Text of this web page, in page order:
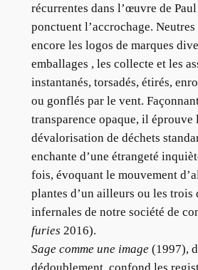
récurrentes dans l’œuvre de
ponctuent l’accrochage.
encore les logos de marques
emballages , les collecte et les
instantanés, torsadés, étirés,
ou gonflés par le vent.
transparence opaque, il éprouve
dévalorisation de déchets
enchante d’une étrangeté
fois, évoquant le mouvement
plantes d’un ailleurs ou les trois
infernales de notre société de
furies 2016).
Sage comme une image(1997),